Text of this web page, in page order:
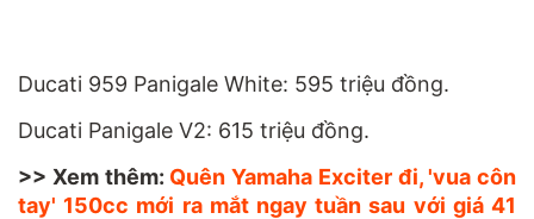
Ducati 959 Panigale White: 595 triệu đồng.
Ducati Panigale V2: 615 triệu đồng.
>> Xem thêm: Quên Yamaha Exciter đi, 'vua côn
tay' 150cc mới ra mắt ngay tuần sau với giá 41